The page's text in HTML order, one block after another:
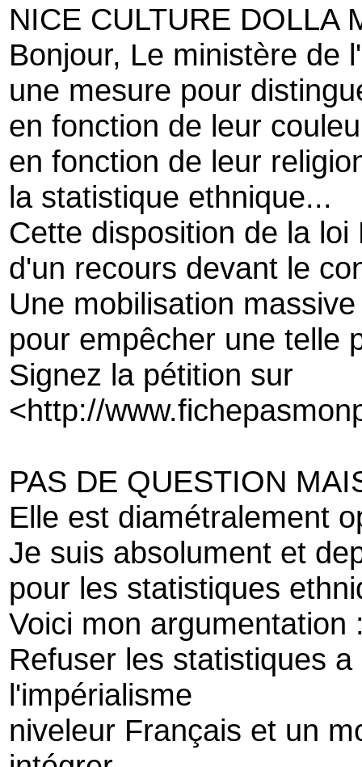
NICE CULTURE DOLLA
Bonjour, Le ministère de
une mesure pour
en fonction de leur
en fonction de leur
la statistique ethnique...
Cette disposition de la
d'un recours devant le
Une mobilisation
pour empêcher une telle
Signez la pétition sur
<http://
PAS DE QUESTION
Elle est diamétralement
Je suis absolument et
pour les statistiques
Voici mon argumentation
Refuser les statistiques
l'impérialisme
niveleur Français et un